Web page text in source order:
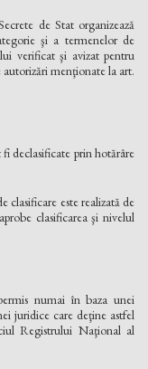
de Stat organizează
şi a termenelor de
verificat şi avizat pentru
menţionate la art.
declasificate prin hotărâre
clasificare este realizată de
clasificarea şi nivelul
numai în baza unei
juridice care deţine astfel
Registrului Naţional al